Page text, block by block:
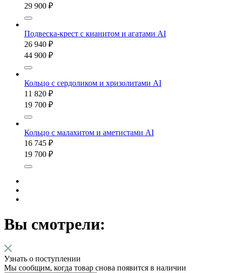
29 900 ₽
Подвеска-крест с кианитом и агатами AI
26 940 ₽
44 900 ₽
Кольцо с сердоликом и хризолитами AI
11 820 ₽
19 700 ₽
Кольцо с малахитом и аметистами AI
16 745 ₽
19 700 ₽
Вы смотрели:
Узнать о поступлении
Мы сообщим, когда товар снова появится в наличии